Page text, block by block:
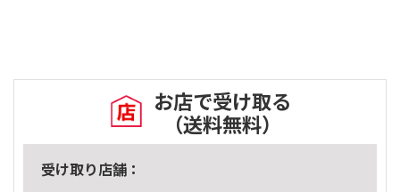
お店で受け取る
（送料無料）
受け取り店舗：